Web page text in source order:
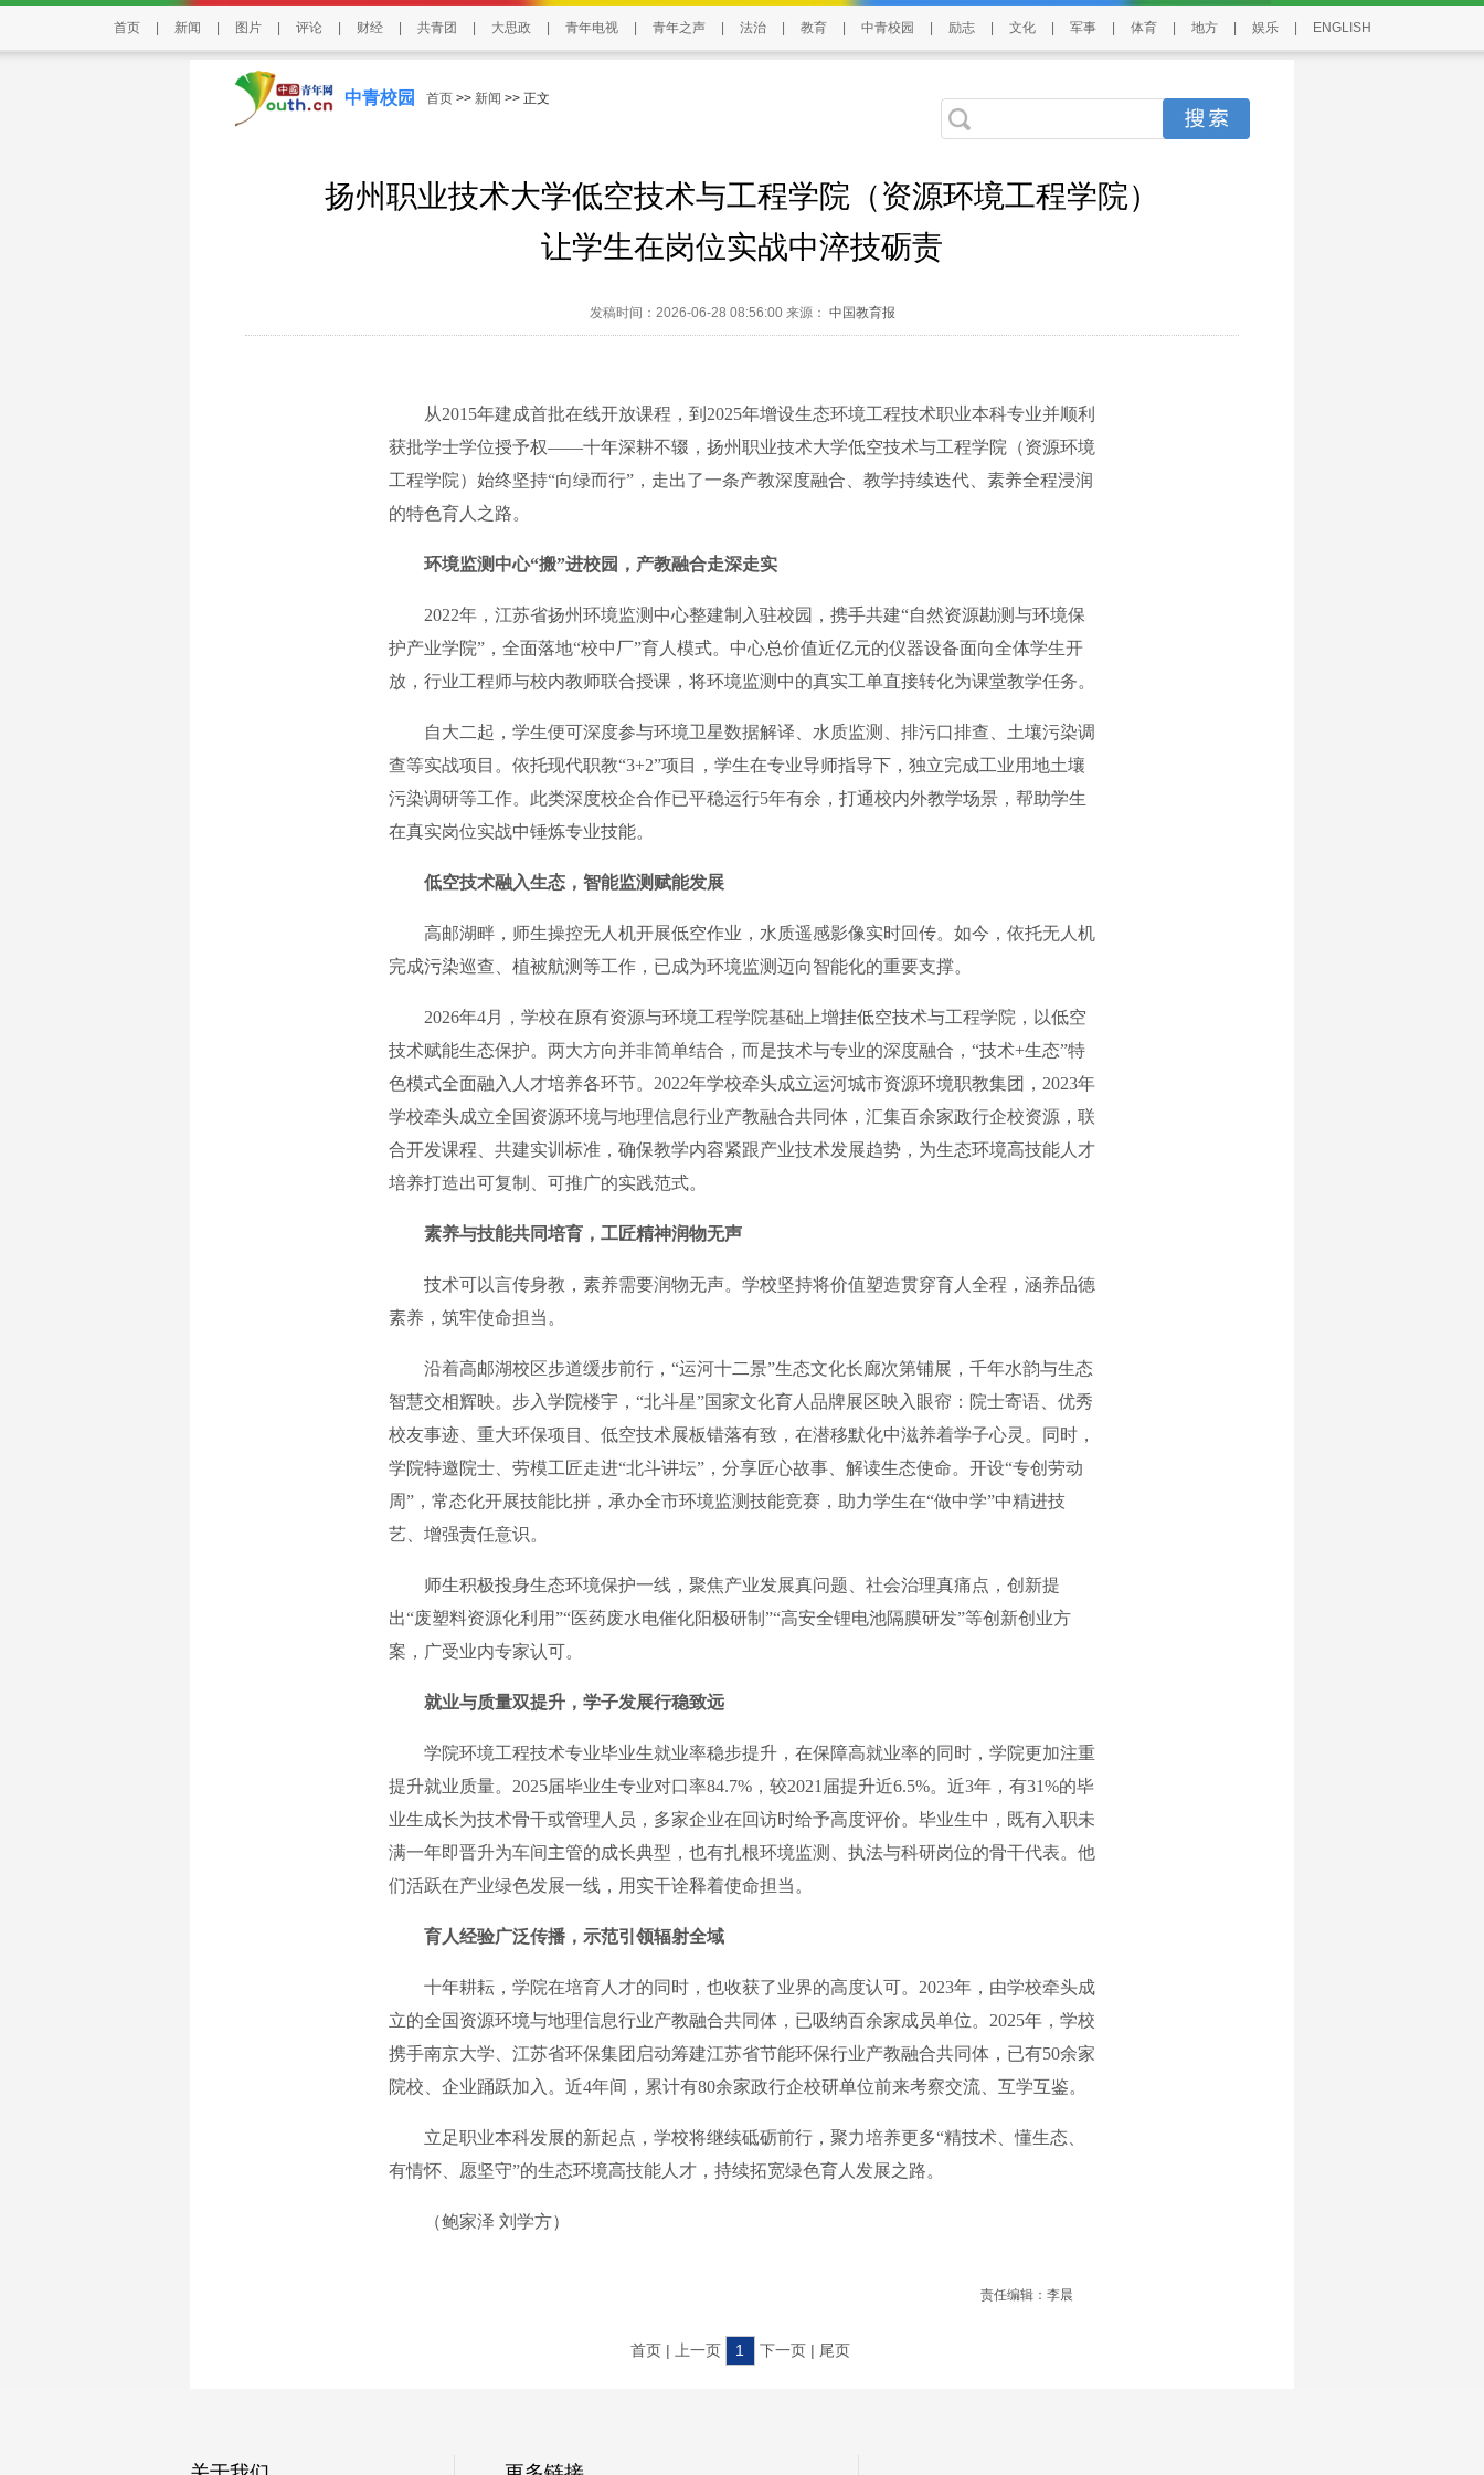
首页 新闻 图片 评论 财经 共青团 大思政 青年电视 青年之声 法治 教育 中青校园 励志 文化 军事 体育 地方 娱乐 ENGLISH
中青校园 首页 >> 新闻 >> 正文
扬州职业技术大学低空技术与工程学院（资源环境工程学院）
让学生在岗位实战中淬技砺责
发稿时间：2026-06-28 08:56:00 来源： 中国教育报
从2015年建成首批在线开放课程，到2025年增设生态环境工程技术职业本科专业并顺利
获批学士学位授予权——十年深耕不辍，扬州职业技术大学低空技术与工程学院（资源环境
工程学院）始终坚持“向绿而行”，走出了一条产教深度融合、教学持续迭代、素养全程浸润
的特色育人之路。
环境监测中心“搬”进校园，产教融合走深走实
2022年，江苏省扬州环境监测中心整建制入驻校园，携手共建“自然资源勘测与环境保
护产业学院”，全面落地“校中厂”育人模式。中心总价值近亿元的仪器设备面向全体学生开
放，行业工程师与校内教师联合授课，将环境监测中的真实工单直接转化为课堂教学任务。
自大二起，学生便可深度参与环境卫星数据解译、水质监测、排污口排查、土壤污染调
查等实战项目。依托现代职教“3+2”项目，学生在专业导师指导下，独立完成工业用地土壤
污染调研等工作。此类深度校企合作已平稳运行5年有余，打通校内外教学场景，帮助学生
在真实岗位实战中锤炼专业技能。
低空技术融入生态，智能监测赋能发展
高邮湖畔，师生操控无人机开展低空作业，水质遥感影像实时回传。如今，依托无人机
完成污染巡查、植被航测等工作，已成为环境监测迈向智能化的重要支撑。
2026年4月，学校在原有资源与环境工程学院基础上增挂低空技术与工程学院，以低空
技术赋能生态保护。两大方向并非简单结合，而是技术与专业的深度融合，“技术+生态”特
色模式全面融入人才培养各环节。2022年学校牵头成立运河城市资源环境职教集团，2023年
学校牵头成立全国资源环境与地理信息行业产教融合共同体，汇集百余家政行企校资源，联
合开发课程、共建实训标准，确保教学内容紧跟产业技术发展趋势，为生态环境高技能人才
培养打造出可复制、可推广的实践范式。
素养与技能共同培育，工匠精神润物无声
技术可以言传身教，素养需要润物无声。学校坚持将价值塑造贯穿育人全程，涵养品德
素养，筑牢使命担当。
沿着高邮湖校区步道缓步前行，“运河十二景”生态文化长廊次第铺展，千年水韵与生态
智慧交相辉映。步入学院楼宇，“北斗星”国家文化育人品牌展区映入眼帘：院士寄语、优秀
校友事迹、重大环保项目、低空技术展板错落有致，在潜移默化中滋养着学子心灵。同时，
学院特邀院士、劳模工匠走进“北斗讲坛”，分享匠心故事、解读生态使命。开设“专创劳动
周”，常态化开展技能比拼，承办全市环境监测技能竞赛，助力学生在“做中学”中精进技
艺、增强责任意识。
师生积极投身生态环境保护一线，聚焦产业发展真问题、社会治理真痛点，创新提
出“废塑料资源化利用”“医药废水电催化阳极研制”“高安全锂电池隔膜研发”等创新创业方
案，广受业内专家认可。
就业与质量双提升，学子发展行稳致远
学院环境工程技术专业毕业生就业率稳步提升，在保障高就业率的同时，学院更加注重
提升就业质量。2025届毕业生专业对口率84.7%，较2021届提升近6.5%。近3年，有31%的毕
业生成长为技术骨干或管理人员，多家企业在回访时给予高度评价。毕业生中，既有入职未
满一年即晋升为车间主管的成长典型，也有扎根环境监测、执法与科研岗位的骨干代表。他
们活跃在产业绿色发展一线，用实干诠释着使命担当。
育人经验广泛传播，示范引领辐射全域
十年耕耘，学院在培育人才的同时，也收获了业界的高度认可。2023年，由学校牵头成
立的全国资源环境与地理信息行业产教融合共同体，已吸纳百余家成员单位。2025年，学校
携手南京大学、江苏省环保集团启动筹建江苏省节能环保行业产教融合共同体，已有50余家
院校、企业踊跃加入。近4年间，累计有80余家政行企校研单位前来考察交流、互学互鉴。
立足职业本科发展的新起点，学校将继续砥砺前行，聚力培养更多“精技术、懂生态、
有情怀、愿坚守”的生态环境高技能人才，持续拓宽绿色育人发展之路。
（鲍家泽 刘学方）
责任编辑：李晨
首页 | 上一页 1 下一页 | 尾页